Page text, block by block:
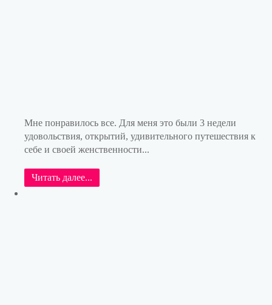
Мне понравилось все. Для меня это были 3 недели
удовольствия, открытий, удивительного путешествия к
себе и своей женственности...
Читать далее...